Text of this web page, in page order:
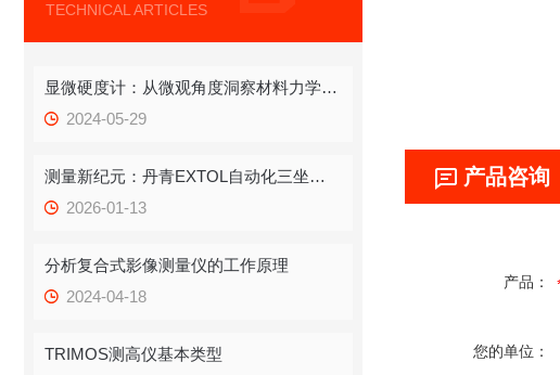
产品咨询
产品：
您的单位：
TECHNICAL ARTICLES
显微硬度计：从微观角度洞察材料力学性能
2024-05-29
测量新纪元：丹青EXTOL自动化三坐标如何为车间现场带来“全天候”精准革命
2026-01-13
分析复合式影像测量仪的工作原理
2024-04-18
TRIMOS测高仪基本类型